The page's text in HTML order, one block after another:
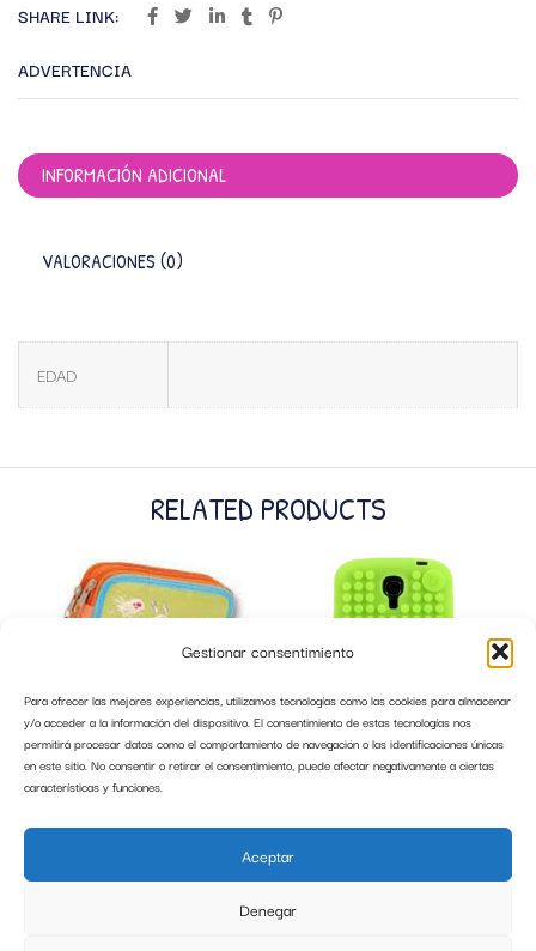
Gestionar consentimiento
Para ofrecer las mejores experiencias, utilizamos tecnologías como las cookies para almacenar
y/o acceder a la información del dispositivo. El consentimiento de estas tecnologías nos
permitirá procesar datos como el comportamiento de navegación o las identificaciones únicas
en este sitio. No consentir o retirar el consentimiento, puede afectar negativamente a ciertas
características y funciones.
Aceptar
Denegar
SHARE LINK:
ADVERTENCIA
INFORMACIÓN ADICIONAL
VALORACIONES (0)
EDAD
RELATED PRODUCTS
PISTACHO IMPORT